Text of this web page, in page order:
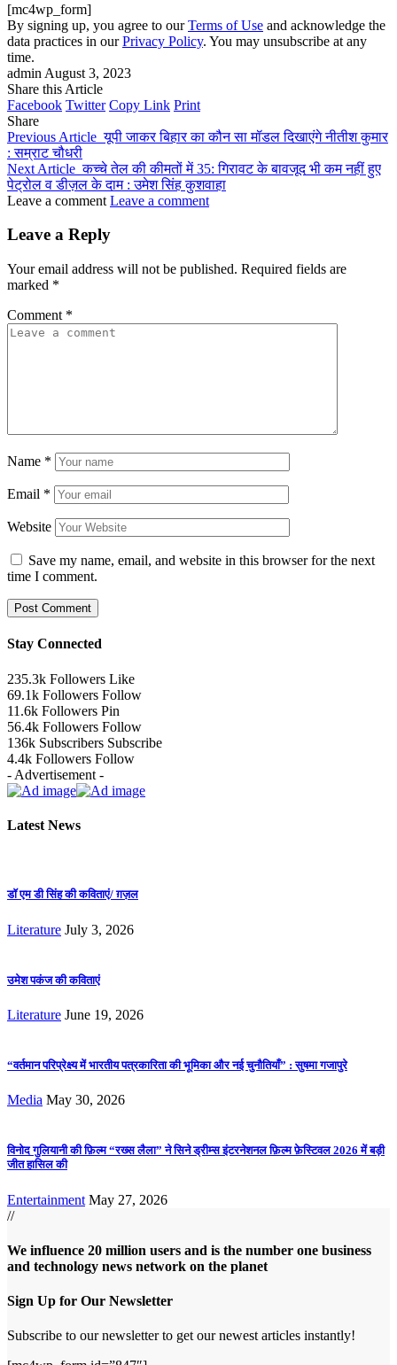
[mc4wp_form]
By signing up, you agree to ourTerms of Use and acknowledge the
data practices in ourPrivacy Policy. You may unsubscribe at any
time.
admin August 3, 2023
Share this Article
Facebook Twitter Copy Link Print
Share
Previous Article यूपी जाकर बिहार का कौन सा मॉडल दिखाएंगे नीतीश कुमार
: सम्राट चौधरी
Next Article कच्चे तेल की कीमतों में 35: गिरावट के बावजूद भी कम नहीं हुए
पेट्रोल व डीज़ल के दाम : उमेश सिंह कुशवाहा
Leave a comment Leave a comment
Leave a Reply
Your email address will not be published. Required fields are
marked *
Comment *
Name *
Email *
Website
Save my name, email, and website in this browser for the next
time I comment.
Stay Connected
235.3k Followers Like
69.1k Followers Follow
11.6k Followers Pin
56.4k Followers Follow
136k Subscribers Subscribe
4.4k Followers Follow
- Advertisement -
Latest News
डॉ एम डी सिंह की कविताएं/ ग़ज़ल
Literature July 3, 2026
उमेश पकंज की कविताएं
Literature June 19, 2026
“वर्तमान परिप्रेक्ष्य में भारतीय पत्रकारिता की भूमिका और नई चुनौतियाँ” : सुषमा गजापुरे
Media May 30, 2026
विनोद गुलियानी की फ़िल्म “रख्स लैला” ने सिने ड्रीम्स इंटरनेशनल फ़िल्म फ़ेस्टिवल 2026 में बड़ी
जीत हासिल की
Entertainment May 27, 2026
//
We influence 20 million users and is the number one business
and technology news network on the planet
Sign Up for Our Newsletter
Subscribe to our newsletter to get our newest articles instantly!